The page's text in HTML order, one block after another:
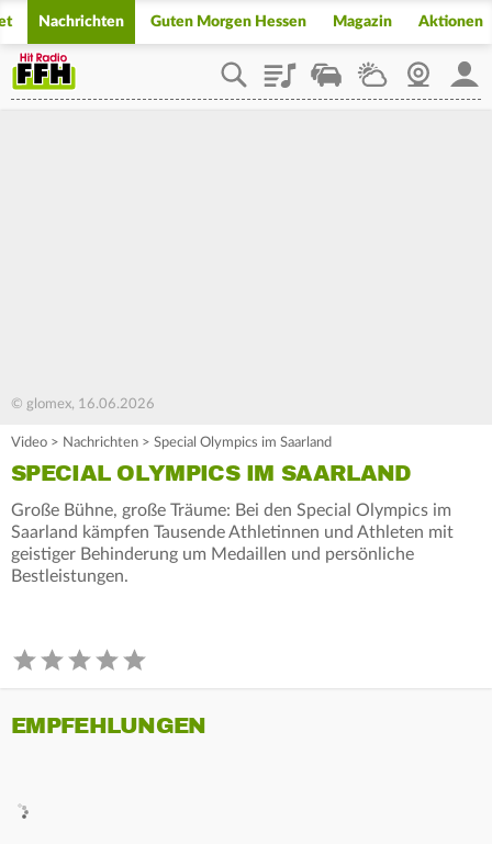
Nachrichten Guten Morgen Hessen Magazin Aktionen
PlaylistStaupilotWetterWebcam
© glomex, 16.06.2026
Video > Nachrichten > Special Olympics im Saarland
SPECIAL OLYMPICS IM SAARLAND
Große Bühne, große Träume: Bei den Special Olympics im
Saarland kämpfen Tausende Athletinnen und Athleten mit
geistiger Behinderung um Medaillen und persönliche
Bestleistungen.
EMPFEHLUNGEN